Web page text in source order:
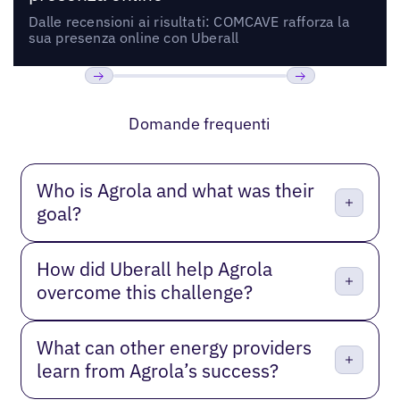
Dalle recensioni ai risultati: COMCAVE rafforza la
sua presenza online con Uberall
Domande frequenti
Who is Agrola and what was their
goal?
How did Uberall help Agrola
overcome this challenge?
What can other energy providers
learn from Agrola’s success?